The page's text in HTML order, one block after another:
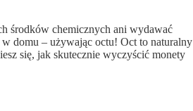
środków chemicznych ani wydawać
domu – używając octu! Oct to naturalny
się, jak skutecznie wyczyścić monety